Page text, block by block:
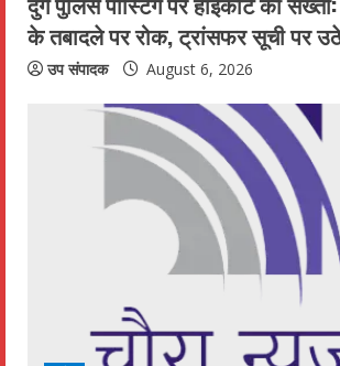
के तबादले पर रोक, ट्रांसफर सूची पर
उप संपादक August 6, 2026